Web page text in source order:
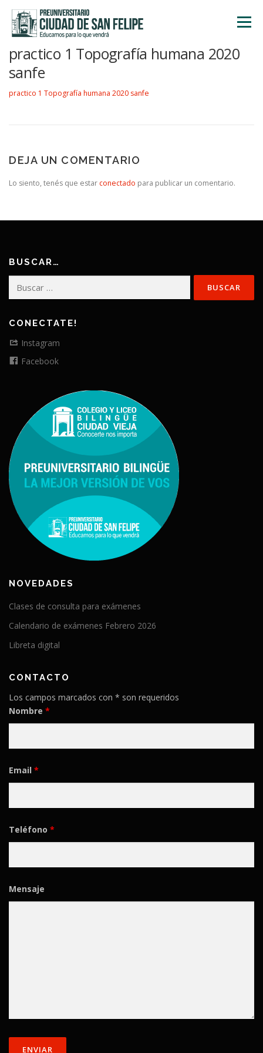
contenido
Menú
INICIO
practico 1 Topografía humana 2020
sanfe
practico 1 Topografía humana 2020 sanfe
DEJA UN COMENTARIO
Lo siento, tenés que estar conectado para publicar un comentario.
BUSCAR…
CONECTATE!
Instagram
Facebook
NOVEDADES
Clases de consulta para exámenes
Calendario de exámenes Febrero 2026
Libreta digital
CONTACTO
Los campos marcados con * son requeridos
Nombre *
Email *
Teléfono *
Mensaje